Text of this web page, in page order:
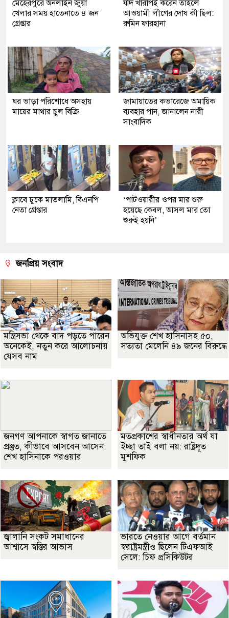
মেহেরপুরে অনলাইন জুয়া
খেলার সময় হাতেনাতে ৪ জন
গ্রেপ্তার
যদি খারাপই করেন তাহলে
আওয়ামী লীগের দোষ কী ছিল:
রুমিন ফারহানা
ঘর ভাড়া পরিশোধে অসহায়
মায়ের মাথার চুল বিক্রি
জামায়াতের কভারেজে অমায়িক
ব্যবহার পান, জানালেন নারী
সাংবাদিক
ক্লাবে ঢুকে মাতলামি, বিএনপি
নেতা গ্রেপ্তার
‘পাটওয়ারীর ওপর মার শুরু
হয়েছে কেবল, আসল মার তো
শুরুই হয়নি’
জনপ্রিয় সংবাদ
মন্ত্রিসভা থেকে বাদ পড়তে পারেন
অনেকেই, নতুন করে আলোচনায়
যেসব নাম
অভিযুক্ত শেখ হাসিনাসহ ৫০,
সত্যতা মেলেনি ৪৯ জনের বিরুদ্ধে
জনগণ আপনাকে স্বাগত জানাতে
প্রস্তুত, কীভাবে আসবেন আসেন:
শেখ হাসিনাকে পরওয়ার
মতপ্রকাশের স্বাধীনতার অর্থ যা
ইচ্ছা তাই বলা নয়: রাষ্ট্রদূত
মুশফিক
জ্বালানি সংকট সমাধানের
আশ্বাসে স্বস্তির আভাস
ভারতে নেওয়ার আগে বর্তমান
স্বরাষ্ট্রমন্ত্রীও ছিলেন টিএফআই
সেলে: চিফ প্রসিকিউটর